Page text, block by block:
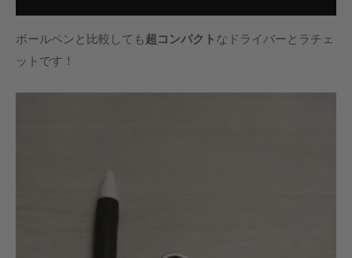
ボールペンと比較しても超コンパクト なドライバーとラチェ
ットです！